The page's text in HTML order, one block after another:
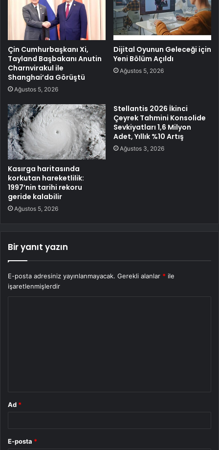
Çin Cumhurbaşkanı Xi,
Tayland Başbakanı Anutin
Charnvirakul ile
Shanghai’da Görüştü
Ağustos 5, 2026
Dijital Oyunun Geleceği için
Yeni Bölüm Açıldı
Ağustos 5, 2026
Kasırga haritasında
korkutan hareketlilik:
1997’nin tarihi rekoru
geride kalabilir
Ağustos 5, 2026
Stellantis 2026 İkinci
Çeyrek Tahmini Konsolide
Sevkiyatları 1,6 Milyon
Adet, Yıllık %10 Artış
Ağustos 3, 2026
Bir yanıt yazın
E-posta adresiniz yayınlanmayacak. Gerekli alanlar * ile
işaretlenmişlerdir
Ad *
E-posta *